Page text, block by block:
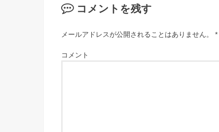
コメントを残す
メールアドレスが公開されることはありません。 *
コメント